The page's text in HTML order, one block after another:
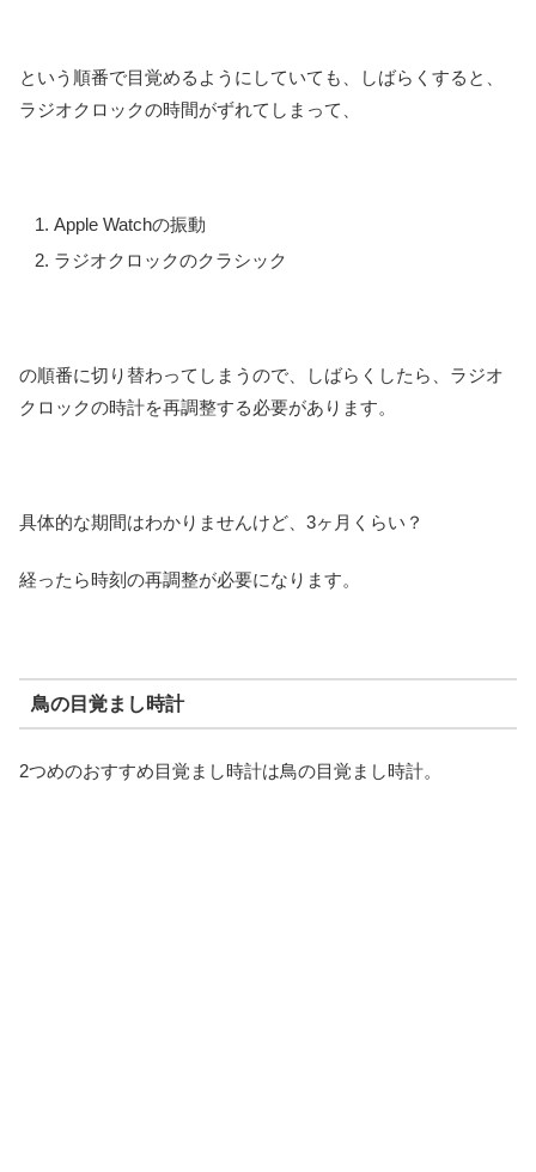
という順番で目覚めるようにしていても、しばらくすると、
ラジオクロックの時間がずれてしまって、
Apple Watchの振動
ラジオクロックのクラシック
の順番に切り替わってしまうので、しばらくしたら、ラジオ
クロックの時計を再調整する必要があります。
具体的な期間はわかりませんけど、3ヶ月くらい？
経ったら時刻の再調整が必要になります。
鳥の目覚まし時計
2つめのおすすめ目覚まし時計は鳥の目覚まし時計。